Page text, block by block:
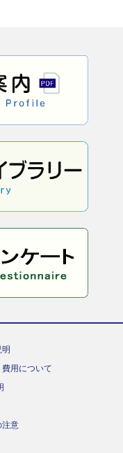
用について
注意